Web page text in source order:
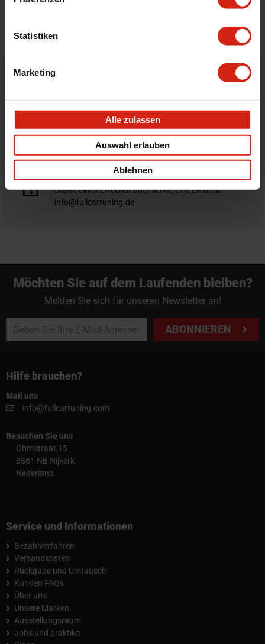
Statistiken
Marketing
Alle zulassen
Auswahl erlauben
Ablehnen
Nicht zufrieden?
Bestellung zurück zu geben.
Professioneller Rat nötig?
Starte einen Livechat oder sende eine Email an
info@fullcartuning.de
Möchten Sie auf dem Laufenden bleiben?
Melden Sie sich für unseren Newsletter an!
ABONNIEREN
Hilfe brauchen?
Mail uns
info@fullcartuning.com
Besuchen Sie uns
Ohmstraat 15
3861 NB Nijkerk
Nederland
Service und Informationen
Bezahlverfahren
Versandkosten
Rückgabe und Umtausch
Kunden FAQs
Über uns
Unsere Marken
Ausstellungsraum
Jobs und praktika